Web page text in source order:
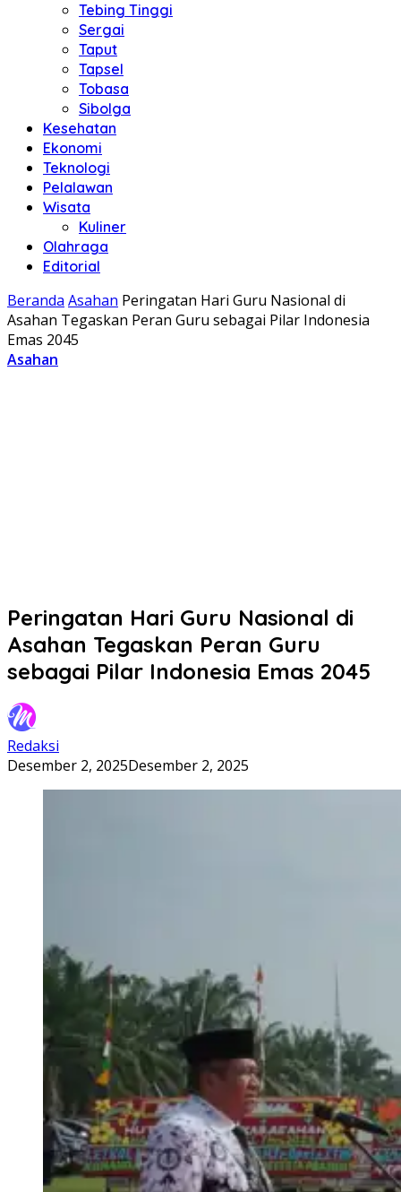
Tebing Tinggi
Sergai
Taput
Tapsel
Tobasa
Sibolga
Kesehatan
Ekonomi
Teknologi
Pelalawan
Wisata
Kuliner
Olahraga
Editorial
Beranda Asahan Peringatan Hari Guru Nasional di
Asahan Tegaskan Peran Guru sebagai Pilar Indonesia
Emas 2045
Asahan
Peringatan Hari Guru Nasional di
Asahan Tegaskan Peran Guru
sebagai Pilar Indonesia Emas 2045
Redaksi
Desember 2, 2025Desember 2, 2025